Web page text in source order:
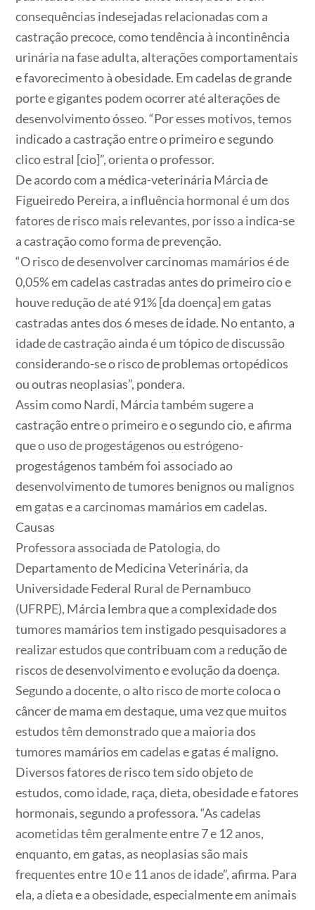
consequências indesejadas relacionadas com a
castração precoce, como tendência à incontinência
urinária na fase adulta, alterações comportamentais
e favorecimento à obesidade. Em cadelas de grande
porte e gigantes podem ocorrer até alterações de
desenvolvimento ósseo. “Por esses motivos, temos
indicado a castração entre o primeiro e segundo
clico estral [cio]”, orienta o professor.
De acordo com a médica-veterinária Márcia de
Figueiredo Pereira, a influência hormonal é um dos
fatores de risco mais relevantes, por isso a indica-se
a castração como forma de prevenção.
“O risco de desenvolver carcinomas mamários é de
0,05% em cadelas castradas antes do primeiro cio e
houve redução de até 91% [da doença] em gatas
castradas antes dos 6 meses de idade. No entanto, a
idade de castração ainda é um tópico de discussão
considerando-se o risco de problemas ortopédicos
ou outras neoplasias”, pondera.
Assim como Nardi, Márcia também sugere a
castração entre o primeiro e o segundo cio, e afirma
que o uso de progestágenos ou estrógeno-
progestágenos também foi associado ao
desenvolvimento de tumores benignos ou malignos
em gatas e a carcinomas mamários em cadelas.
Causas
Professora associada de Patologia, do
Departamento de Medicina Veterinária, da
Universidade Federal Rural de Pernambuco
(UFRPE), Márcia lembra que a complexidade dos
tumores mamários tem instigado pesquisadores a
realizar estudos que contribuam com a redução de
riscos de desenvolvimento e evolução da doença.
Segundo a docente, o alto risco de morte coloca o
câncer de mama em destaque, uma vez que muitos
estudos têm demonstrado que a maioria dos
tumores mamários em cadelas e gatas é maligno.
Diversos fatores de risco tem sido objeto de
estudos, como idade, raça, dieta, obesidade e fatores
hormonais, segundo a professora. “As cadelas
acometidas têm geralmente entre 7 e 12 anos,
enquanto, em gatas, as neoplasias são mais
frequentes entre 10 e 11 anos de idade”, afirma. Para
ela, a dieta e a obesidade, especialmente em animais